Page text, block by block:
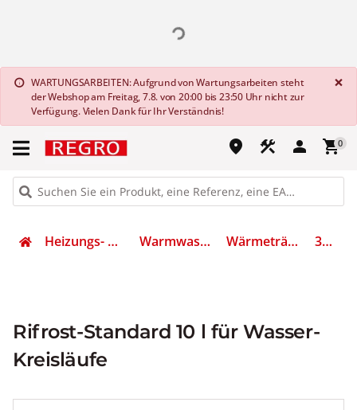
info WARTUNGSARBEITEN: Aufgrund von Wartungsarbeiten steht
der Webshop am Freitag, 7.8. von 20:00 bis 23:50 Uhr nicht zur
Verfügung. Vielen Dank für Ihr Verständnis!
×
place construction person shopping_cart0
Heizungs- & Klimatechnik Warmwasserbereitung Wärmeträgerflüssigkeit 3301960
Rifrost-Standard 10 l für Wasser-
Kreisläufe